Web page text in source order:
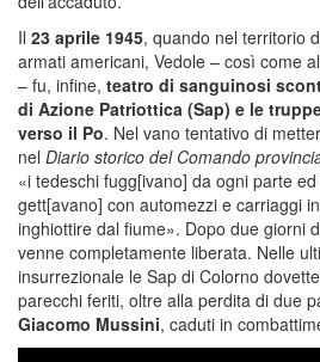
Il 23 aprile 1945, quando nel territorio
armati americani, Vedole – così come
– fu, infine, teatro di sanguinosi
di Azione Patriottica (Sap) e le
verso il Po. Nel vano tentativo di
nel Diario storico del Comando
«i tedeschi fugg[ivano] da ogni parte
gett[avano] con automezzi e carriaggi
inghiottire dal fiume». Dopo due giorni
venne completamente liberata. Nelle
insurrezionale le Sap di Colorno
parecchi feriti, oltre alla perdita di due
Giacomo Mussini, caduti in